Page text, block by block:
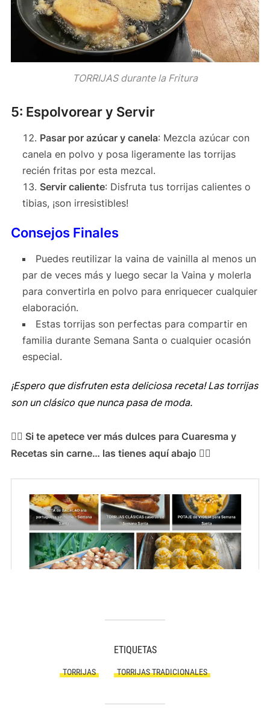
TORRIJAS durante la Fritura
5: Espolvorear y Servir
Pasar por azúcar y canela: Mezcla azúcar con
canela en polvo y posa ligeramente las torrijas
recién fritas por esta mezcal.
Servir caliente: Disfruta tus torrijas calientes o
tibias, ¡son irresistibles!
Consejos Finales
Puedes reutilizar la vaina de vainilla al menos un
par de veces más y luego secar la Vaina y molerla
para convertirla en polvo para enriquecer cualquier
elaboración.
Estas torrijas son perfectas para compartir en
familia durante Semana Santa o cualquier ocasión
especial.
¡Espero que disfruten esta deliciosa receta! Las torrijas
son un clásico que nunca pasa de moda.
👉🏻 Si te apetece ver más dulces para Cuaresma y
Recetas sin carne… las tienes aquí abajo 👇🏻
ETIQUETAS
TORRIJAS TORRIJAS TRADICIONALES